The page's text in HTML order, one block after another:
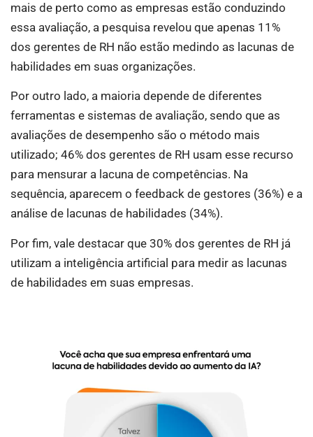
mais de perto como as empresas estão conduzindo
essa avaliação, a pesquisa revelou que apenas 11%
dos gerentes de RH não estão medindo as lacunas de
habilidades em suas organizações.
Por outro lado, a maioria depende de diferentes
ferramentas e sistemas de avaliação, sendo que as
avaliações de desempenho são o método mais
utilizado; 46% dos gerentes de RH usam esse recurso
para mensurar a lacuna de competências. Na
sequência, aparecem o feedback de gestores (36%) e a
análise de lacunas de habilidades (34%).
Por fim, vale destacar que 30% dos gerentes de RH já
utilizam a inteligência artificial para medir as lacunas
de habilidades em suas empresas.